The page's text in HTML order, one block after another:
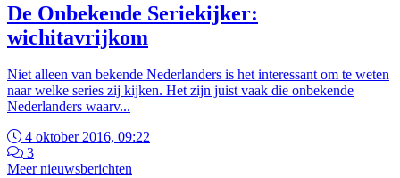
De Onbekende Seriekijker:
wichitavrijkom
Niet alleen van bekende Nederlanders is het interessant om te weten
naar welke series zij kijken. Het zijn juist vaak die onbekende
Nederlanders waarv...
4 oktober 2016, 09:22
3
Meer nieuwsberichten